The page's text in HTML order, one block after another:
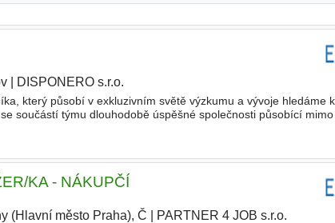
DISPONERO s.r.o.
který působí v exkluzivním světě výzkumu a vývoje hledáme
součástí týmu dlouhodobě úspěšné společnosti působící
KA - NÁKUPČÍ
(Hlavní město Praha), Č PARTNER 4 JOB s.r.o.